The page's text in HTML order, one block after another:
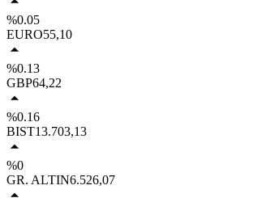
%0.05
EURO55,10
%0.13
GBP64,22
%0.16
BIST13.703,13
%0
GR. ALTIN6.526,07